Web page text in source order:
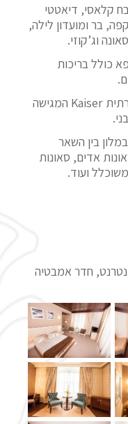
קלאסי, דיאטטי
בר ומועדון לילה,
וג’קוזי.
כולל בריכות
בסמוך למלון שוכנת המסעדה היוקרתית Kaiser המגישה
בין השאר
אדים, סאונות
ועוד.
חדר אמבטיה